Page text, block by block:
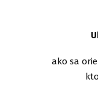
ako sa